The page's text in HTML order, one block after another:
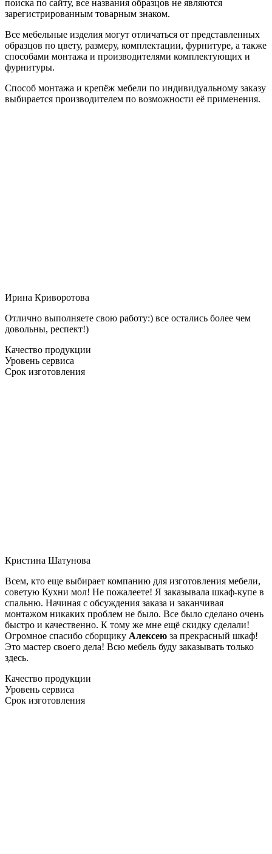
поиска по сайту, все названия образцов не являются
зарегистрированным товарным знаком.
Все мебельные изделия могут отличаться от представленных
образцов по цвету, размеру, комплектации, фурнитуре, а также
способами монтажа и производителями комплектующих и
фурнитуры.
Способ монтажа и крепёж мебели по индивидуальному заказу
выбирается производителем по возможности её применения.
Ирина Криворотова
Отлично выполняете свою работу:) все остались более чем
довольны, респект!)
Качество продукции
Уровень сервиса
Срок изготовления
Кристина Шатунова
Всем, кто еще выбирает компанию для изготовления мебели,
советую Кухни мол! Не пожалеете! Я заказывала шкаф-купе в
спальню. Начиная с обсуждения заказа и заканчивая
монтажом никаких проблем не было. Все было сделано очень
быстро и качественно. К тому же мне ещё скидку сделали!
Огромное спасибо сборщику Алексею за прекрасный шкаф!
Это мастер своего дела! Всю мебель буду заказывать только
здесь.
Качество продукции
Уровень сервиса
Срок изготовления